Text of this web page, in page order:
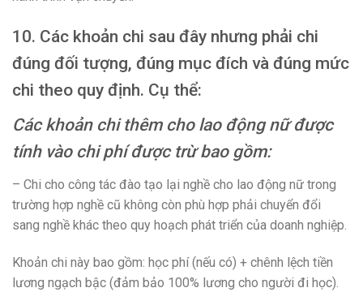
10. Các khoản chi sau đây nhưng phải chi
đúng đối tượng, đúng mục đích và đúng mức
chi theo quy định. Cụ thể:
Các khoản chi thêm cho lao động nữ được
tính vào chi phí được trừ bao gồm:
– Chi cho công tác đào tạo lại nghề cho lao động nữ trong
trường hợp nghề cũ không còn phù hợp phải chuyển đổi
sang nghề khác theo quy hoạch phát triển của doanh nghiệp.
Khoản chi này bao gồm: học phí (nếu có) + chênh lệch tiền
lương ngạch bậc (đảm bảo 100% lương cho người đi học).